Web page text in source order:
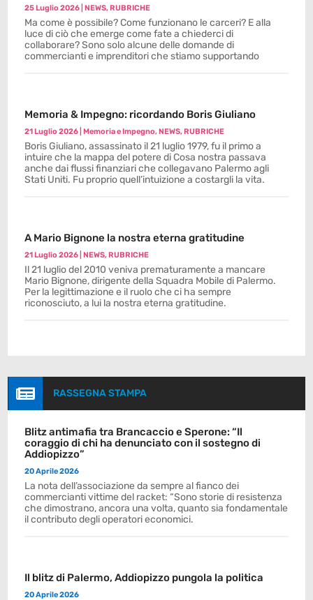
25 Luglio 2026 |NEWS,RUBRICHE
Ma come è possibile? Come funzionano le carceri? E alla
luce di ciò che emerge come fate a chiederci di
collaborare? Sono solo alcune delle domande di
commercianti e imprenditori che stiamo supportando
Memoria & Impegno: ricordando Boris Giuliano
21 Luglio 2026 |Memoria e Impegno,NEWS,RUBRICHE
Boris Giuliano, assassinato il 21 luglio 1979, fu il primo a
intuire che la mappa del potere di Cosa nostra passava
anche dai flussi finanziari che collegavano Palermo agli
Stati Uniti. Fu proprio quell’intuizione a costargli la vita.
A Mario Bignone la nostra eterna gratitudine
21 Luglio 2026 |NEWS,RUBRICHE
Il 21 luglio del 2010 veniva prematuramente a mancare
Mario Bignone, dirigente della Squadra Mobile di Palermo.
Per la legittimazione e il ruolo che ci ha sempre
riconosciuto, a lui la nostra eterna gratitudine.
 RASSEGNA STAMPA
Blitz antimafia tra Brancaccio e Sperone: “Il
coraggio di chi ha denunciato con il sostegno di
Addiopizzo”
20 Aprile 2026
La nota dell’associazione da sempre al fianco dei
commercianti vittime del racket: “Sono storie di resistenza
che dimostrano, ancora una volta, quanto sia fondamentale
il contributo degli operatori economici.
Il blitz di Palermo, Addiopizzo pungola la politica
20 Aprile 2026